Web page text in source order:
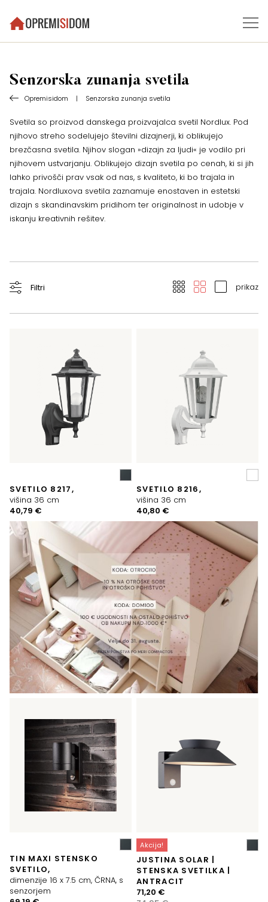
Senzorska zunanja svetila
Opremisidom | Senzorska zunanja svetila
​Svetila so proizvod danskega proizvajalca svetil Nordlux. Pod
njihovo streho sodelujejo številni dizajnerji, ki oblikujejo
brezčasna svetila. Njihov slogan »dizajn za ljudi« je vodilo pri
njihovem ustvarjanju. Oblikujejo dizajn svetila po cenah, ki si jih
lahko privošči prav vsak od nas, s kvaliteto, ki bo trajala in
trajala. Nordluxova svetila zaznamuje enostaven in estetski
dizajn s skandinavskim pridihom ter originalnost in udobje v
iskanju kreativnih rešitev.
SVETILO 8217,
višina 36 cm
40,79 €
SVETILO 8216,
višina 36 cm
40,80 €
TIN MAXI STENSKO
SVETILO,
dimenzije 16 x 7.5 cm, ČRNA, s
senzorjem
Akcija!
JUSTINA SOLAR |
STENSKA SVETILKA |
ANTRACIT
Izvirna
71,20 €
Trenutna
Filtri prikaz